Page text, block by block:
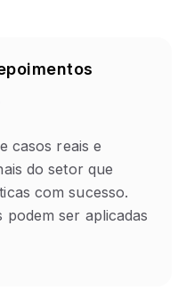
casos reais e
do setor que
com sucesso.
podem ser aplicadas